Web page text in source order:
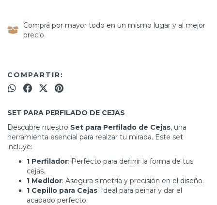
Comprá por mayor todo en un mismo lugar y al mejor
precio
COMPARTIR:
SET PARA PERFILADO DE CEJAS
Descubre nuestro Set para Perfilado de Cejas, una
herramienta esencial para realzar tu mirada. Este set
incluye:
1 Perfilador: Perfecto para definir la forma de tus
cejas.
1 Medidor: Asegura simetría y precisión en el diseño.
1 Cepillo para Cejas: Ideal para peinar y dar el
acabado perfecto.